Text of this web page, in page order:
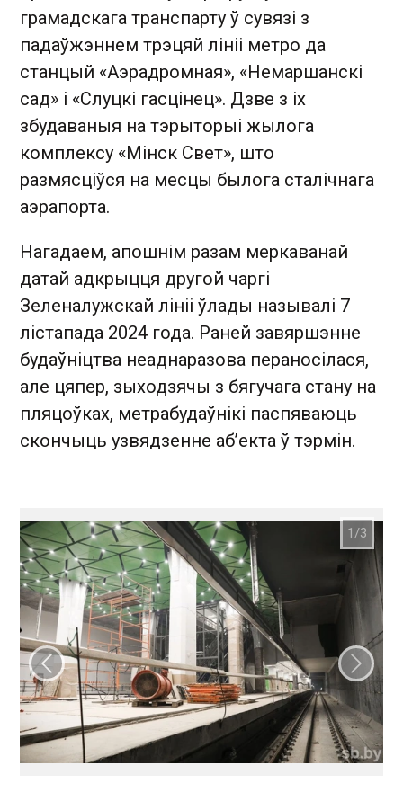
грамадскага транспарту ў сувязі з
падаўжэннем трэцяй лініі метро да
станцый «Аэрадромная», «Немаршанскі
сад» і «Слуцкі гасцінец». Дзве з іх
збудаваныя на тэрыторыі жылога
комплексу «Мінск Свет», што
размясціўся на месцы былога сталічнага
аэрапорта.
Нагадаем, апошнім разам меркаванай
датай адкрыцця другой чаргі
Зеленалужскай лініі ўлады называлі 7
лістапада 2024 года. Раней завяршэнне
будаўніцтва неаднаразова пераносілася,
але цяпер, зыходзячы з бягучага стану на
пляцоўках, метрабудаўнікі паспяваюць
скончыць узвядзенне аб’екта ў тэрмін.
Папярэдні слайд